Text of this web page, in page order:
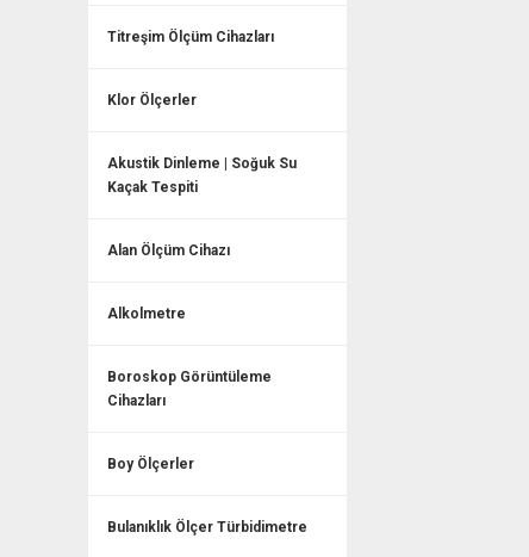
Titreşim Ölçüm Cihazları
Klor Ölçerler
Akustik Dinleme | Soğuk Su
Kaçak Tespiti
Alan Ölçüm Cihazı
Alkolmetre
Boroskop Görüntüleme
Cihazları
Boy Ölçerler
Bulanıklık Ölçer Türbidimetre